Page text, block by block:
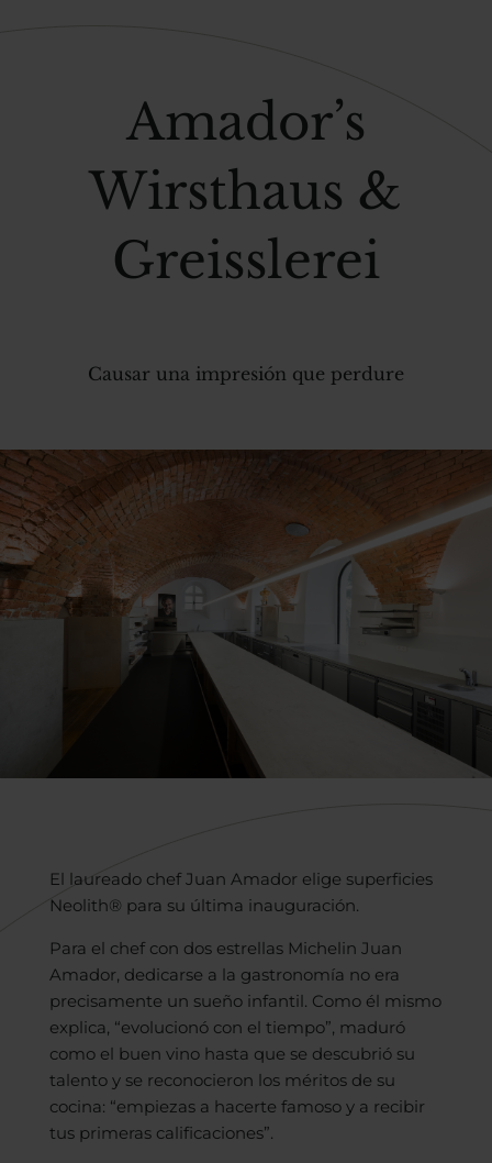
Amador’s
Wirsthaus &
Greisslerei
Causar una impresión que perdure
El laureado chef Juan Amador elige superficies
Neolith® para su última inauguración.
Para el chef con dos estrellas Michelin Juan
Amador, dedicarse a la gastronomía no era
precisamente un sueño infantil. Como él mismo
explica, “evolucionó con el tiempo”, maduró
como el buen vino hasta que se descubrió su
talento y se reconocieron los méritos de su
cocina: “empiezas a hacerte famoso y a recibir
tus primeras calificaciones”.